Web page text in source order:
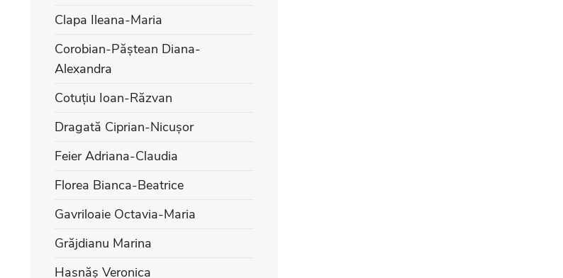
Clapa Ileana-Maria
Corobian-Păștean Diana-
Alexandra
Cotuțiu Ioan-Răzvan
Dragată Ciprian-Nicușor
Feier Adriana-Claudia
Florea Bianca-Beatrice
Gavriloaie Octavia-Maria
Grăjdianu Marina
Hasnăș Veronica